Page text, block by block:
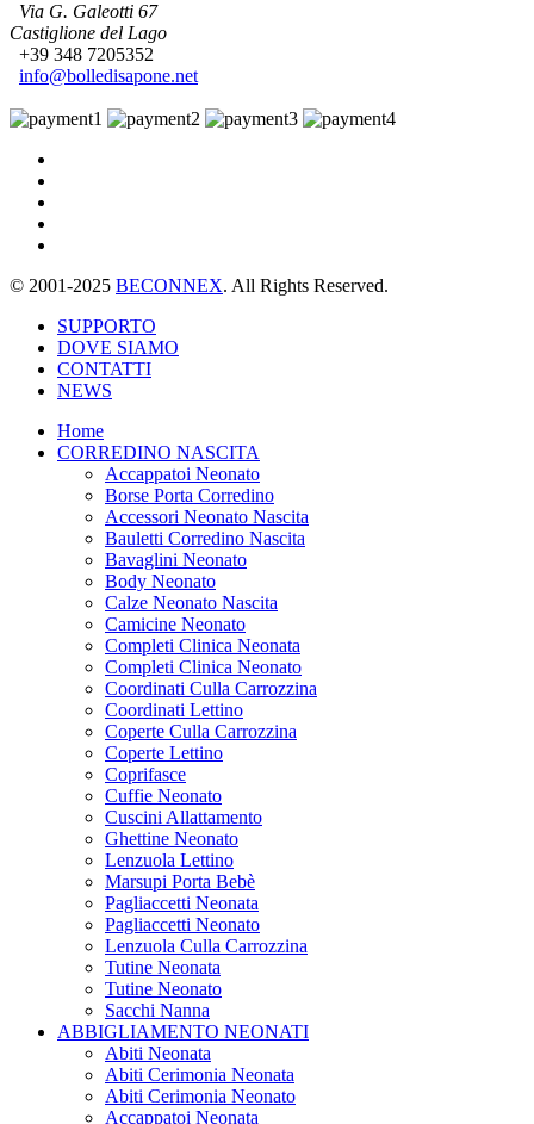
Via G. Galeotti 67
Castiglione del Lago
+39 348 7205352
info@bolledisapone.net
© 2001-2025 BECONNEX. All Rights Reserved.
SUPPORTO
DOVE SIAMO
CONTATTI
NEWS
Home
CORREDINO NASCITA
Accappatoi Neonato
Borse Porta Corredino
Accessori Neonato Nascita
Bauletti Corredino Nascita
Bavaglini Neonato
Body Neonato
Calze Neonato Nascita
Camicine Neonato
Completi Clinica Neonata
Completi Clinica Neonato
Coordinati Culla Carrozzina
Coordinati Lettino
Coperte Culla Carrozzina
Coperte Lettino
Coprifasce
Cuffie Neonato
Cuscini Allattamento
Ghettine Neonato
Lenzuola Lettino
Marsupi Porta Bebè
Pagliaccetti Neonata
Pagliaccetti Neonato
Lenzuola Culla Carrozzina
Tutine Neonata
Tutine Neonato
Sacchi Nanna
ABBIGLIAMENTO NEONATI
Abiti Neonata
Abiti Cerimonia Neonata
Abiti Cerimonia Neonato
Accappatoi Neonata